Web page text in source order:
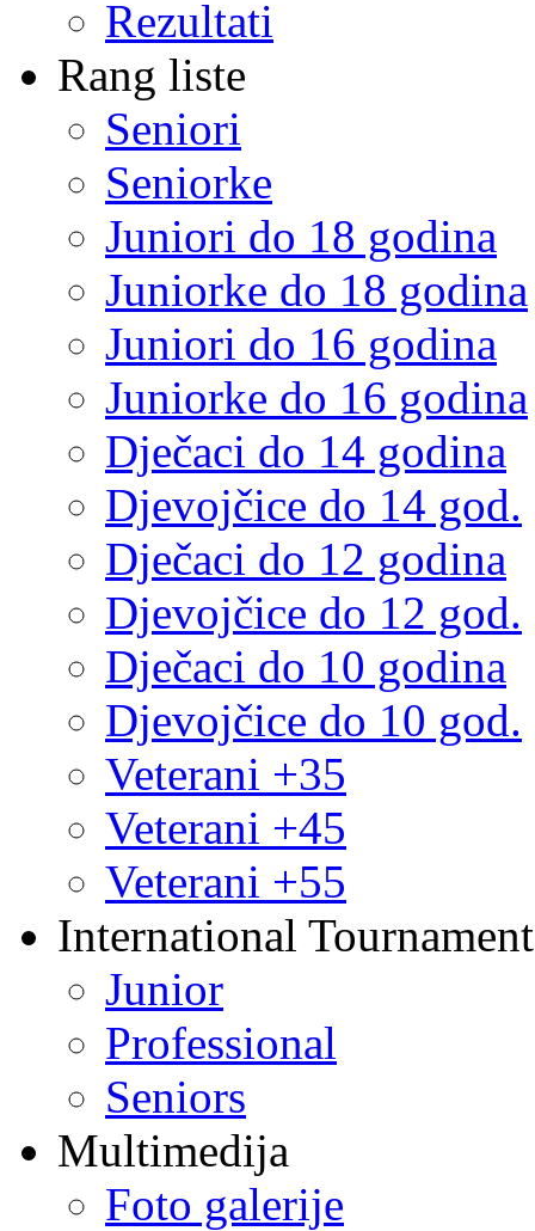
Rezultati
Rang liste
Seniori
Seniorke
Juniori do 18 godina
Juniorke do 18 godina
Juniori do 16 godina
Juniorke do 16 godina
Dječaci do 14 godina
Djevojčice do 14 god.
Dječaci do 12 godina
Djevojčice do 12 god.
Dječaci do 10 godina
Djevojčice do 10 god.
Veterani +35
Veterani +45
Veterani +55
International
Junior
Professional
Seniors
Multimedija
Foto galerije